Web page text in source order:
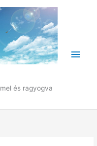
és ragyogva
Main